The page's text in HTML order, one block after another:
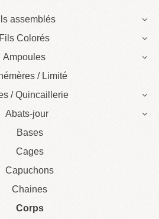
assemblés
Fils Colorés
Ampoules
/ Limité
/ Quincaillerie
Abats-jour
Bases
Cages
Capuchons
Chaines
Corps